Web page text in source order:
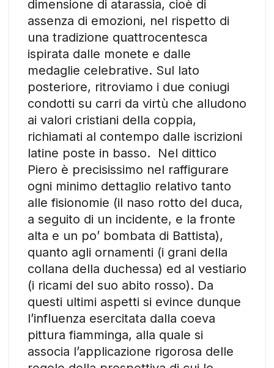
dimensione di atarassia, cioè di
assenza di emozioni, nel rispetto di
una tradizione quattrocentesca
ispirata dalle monete e dalle
medaglie celebrative. Sul lato
posteriore, ritroviamo i due coniugi
condotti su carri da virtù che alludono
ai valori cristiani della coppia,
richiamati al contempo dalle iscrizioni
latine poste in basso. Nel dittico
Piero è precisissimo nel raffigurare
ogni minimo dettaglio relativo tanto
alle fisionomie (il naso rotto del duca,
a seguito di un incidente, e la fronte
alta e un po’ bombata di Battista),
quanto agli ornamenti (i grani della
collana della duchessa) ed al vestiario
(i ricami del suo abito rosso). Da
questi ultimi aspetti si evince dunque
l’influenza esercitata dalla coeva
pittura fiamminga, alla quale si
associa l’applicazione rigorosa delle